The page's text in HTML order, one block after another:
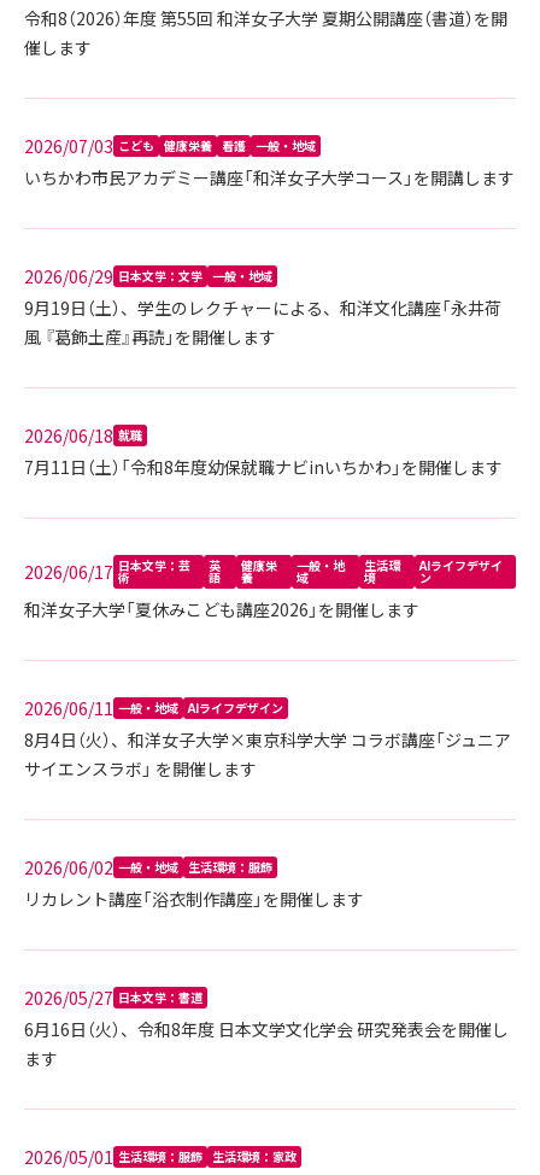
令和8（2026）年度 第55回 和洋女子大学 夏期公開講座（書道）を開
催します
2026/07/03 こども 健康栄養 看護 一般・地域
いちかわ市民アカデミー講座「和洋女子大学コース」を開講します
2026/06/29 日本文学：文学 一般・地域
9月19日（土）、学生のレクチャーによる、和洋文化講座「永井荷
風 『葛飾土産』再読」を開催します
2026/06/18 就職
7月11日（土）「令和8年度幼保就職ナビinいちかわ」を開催します
2026/06/17 日本文学：芸
術
英
語
健康栄
養
一般・地
域
生活環
境
AIライフデザイ
ン
和洋女子大学「夏休みこども講座2026」を開催します
2026/06/11 一般・地域 AIライフデザイン
8月4日（火）、和洋女子大学×東京科学大学 コラボ講座「ジュニア
サイエンスラボ」 を開催します
2026/06/02 一般・地域 生活環境：服飾
リカレント講座「浴衣制作講座」を開催します
2026/05/27 日本文学：書道
6月16日（火）、令和8年度 日本文学文化学会 研究発表会を開催し
ます
2026/05/01 生活環境：服飾 生活環境：家政